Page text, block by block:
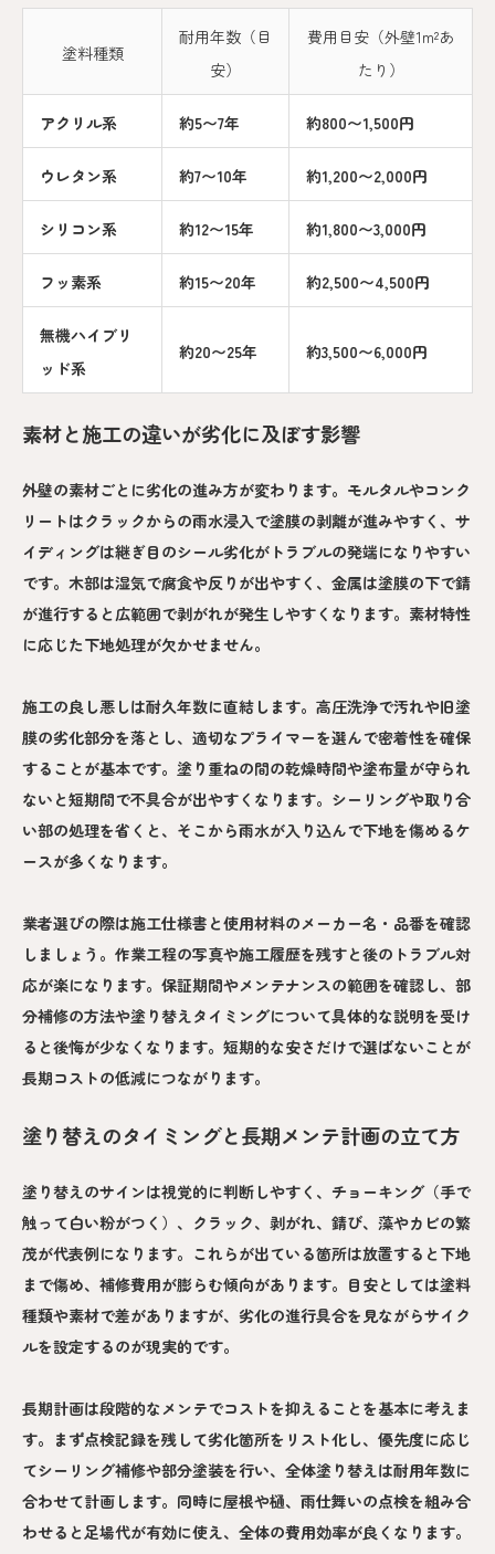
塗料種類
耐用年数（目
安）
費用目安（外壁1m²あ
たり）
アクリル系 約5〜7年 約800〜1,500円
ウレタン系 約7〜10年 約1,200〜2,000円
シリコン系 約12〜15年 約1,800〜3,000円
フッ素系 約15〜20年 約2,500〜4,500円
無機ハイブリ
ッド系
約20〜25年 約3,500〜6,000円
素材と施工の違いが劣化に及ぼす影響
外壁の素材ごとに劣化の進み方が変わります。モルタルやコンク
リートはクラックからの雨水浸入で塗膜の剥離が進みやすく、サ
イディングは継ぎ目のシール劣化がトラブルの発端になりやすい
です。木部は湿気で腐食や反りが出やすく、金属は塗膜の下で錆
が進行すると広範囲で剥がれが発生しやすくなります。素材特性
に応じた下地処理が欠かせません。
施工の良し悪しは耐久年数に直結します。高圧洗浄で汚れや旧塗
膜の劣化部分を落とし、適切なプライマーを選んで密着性を確保
することが基本です。塗り重ねの間の乾燥時間や塗布量が守られ
ないと短期間で不具合が出やすくなります。シーリングや取り合
い部の処理を省くと、そこから雨水が入り込んで下地を傷めるケ
ースが多くなります。
業者選びの際は施工仕様書と使用材料のメーカー名・品番を確認
しましょう。作業工程の写真や施工履歴を残すと後のトラブル対
応が楽になります。保証期間やメンテナンスの範囲を確認し、部
分補修の方法や塗り替えタイミングについて具体的な説明を受け
ると後悔が少なくなります。短期的な安さだけで選ばないことが
長期コストの低減につながります。
塗り替えのタイミングと長期メンテ計画の立て方
塗り替えのサインは視覚的に判断しやすく、チョーキング（手で
触って白い粉がつく）、クラック、剥がれ、錆び、藻やカビの繁
茂が代表例になります。これらが出ている箇所は放置すると下地
まで傷め、補修費用が膨らむ傾向があります。目安としては塗料
種類や素材で差がありますが、劣化の進行具合を見ながらサイク
ルを設定するのが現実的です。
長期計画は段階的なメンテでコストを抑えることを基本に考えま
す。まず点検記録を残して劣化箇所をリスト化し、優先度に応じ
てシーリング補修や部分塗装を行い、全体塗り替えは耐用年数に
合わせて計画します。同時に屋根や樋、雨仕舞いの点検を組み合
わせると足場代が有効に使え、全体の費用効率が良くなります。